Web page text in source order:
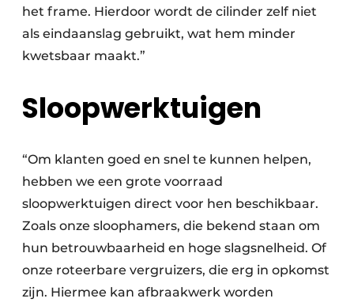
het frame. Hierdoor wordt de cilinder zelf niet
als eindaanslag gebruikt, wat hem minder
kwetsbaar maakt.”
Sloopwerktuigen
“Om klanten goed en snel te kunnen helpen,
hebben we een grote voorraad
sloopwerktuigen direct voor hen beschikbaar.
Zoals onze sloophamers, die bekend staan om
hun betrouwbaarheid en hoge slagsnelheid. Of
onze roteerbare vergruizers, die erg in opkomst
zijn. Hiermee kan afbraakwerk worden